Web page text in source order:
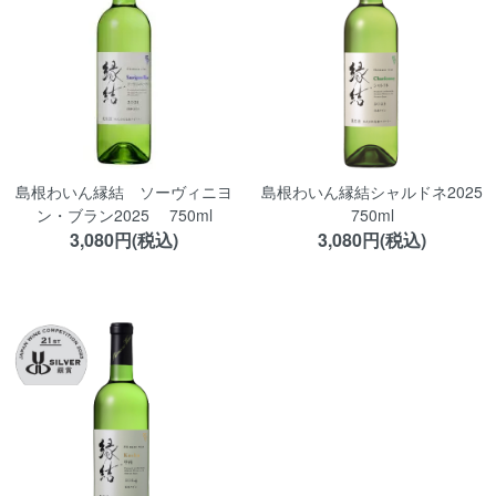
島根わいん縁結 ソーヴィニヨ
ン・ブラン2025 750ml
3,080円(税込)
島根わいん縁結シャルドネ2025
750ml
3,080円(税込)